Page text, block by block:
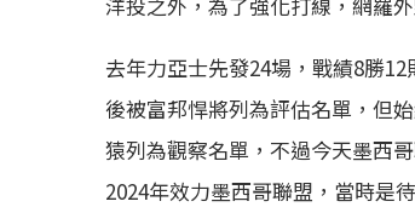
去年力亞士先發24場，戰績8勝
後被富邦悍將列為評估名單，但
猿列為觀察名單，不過今天墨西
2024年效力墨西哥聯盟，當時是